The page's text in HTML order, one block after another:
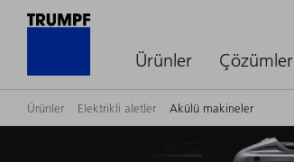
Ürünler Çözümler
Ürünler Elektrikli aletler Akülü makineler